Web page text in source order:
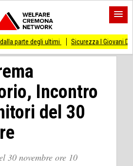
ultimi Sicurezza I Giovani Democratici
Incontro
del 30
30 novembre ore 10